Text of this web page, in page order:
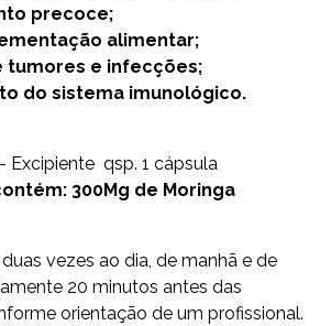
precoce;
alimentar;
tumores e infecções;
do sistema imunológico.
Excipiente qsp. 1 cápsula
300Mg de Moringa
vezes ao dia, de manhã e de
20 minutos antes das
orientação de um profissional.